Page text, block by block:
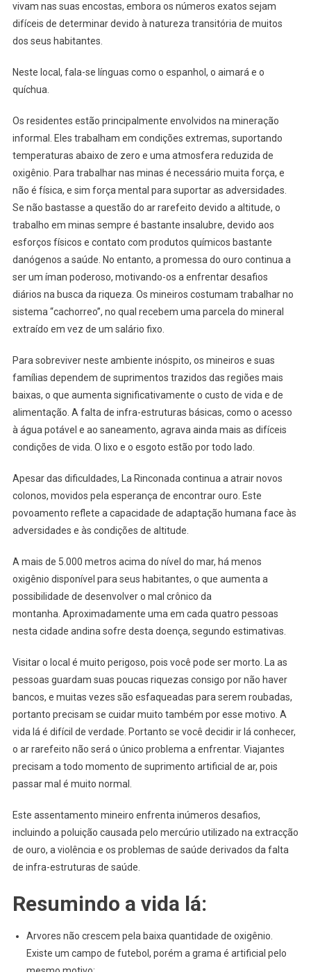
vivam nas suas encostas, embora os números exatos sejam
difíceis de determinar devido à natureza transitória de muitos
dos seus habitantes.
Neste local, fala-se línguas como o espanhol, o aimará e o
quíchua.
Os residentes estão principalmente envolvidos na mineração
informal. Eles trabalham em condições extremas, suportando
temperaturas abaixo de zero e uma atmosfera reduzida de
oxigênio. Para trabalhar nas minas é necessário muita força, e
não é física, e sim força mental para suportar as adversidades.
Se não bastasse a questão do ar rarefeito devido a altitude, o
trabalho em minas sempre é bastante insalubre, devido aos
esforços físicos e contato com produtos químicos bastante
danógenos a saúde. No entanto, a promessa do ouro continua a
ser um íman poderoso, motivando-os a enfrentar desafios
diários na busca da riqueza. Os mineiros costumam trabalhar no
sistema “cachorreo”, no qual recebem uma parcela do mineral
extraído em vez de um salário fixo.
Para sobreviver neste ambiente inóspito, os mineiros e suas
famílias dependem de suprimentos trazidos das regiões mais
baixas, o que aumenta significativamente o custo de vida e de
alimentação. A falta de infra-estruturas básicas, como o acesso
à água potável e ao saneamento, agrava ainda mais as difíceis
condições de vida. O lixo e o esgoto estão por todo lado.
Apesar das dificuldades, La Rinconada continua a atrair novos
colonos, movidos pela esperança de encontrar ouro. Este
povoamento reflete a capacidade de adaptação humana face às
adversidades e às condições de altitude.
A mais de 5.000 metros acima do nível do mar, há menos
oxigênio disponível para seus habitantes, o que aumenta a
possibilidade de desenvolver o mal crônico da
montanha. Aproximadamente uma em cada quatro pessoas
nesta cidade andina sofre desta doença, segundo estimativas.
Visitar o local é muito perigoso, pois você pode ser morto. La as
pessoas guardam suas poucas riquezas consigo por não haver
bancos, e muitas vezes são esfaqueadas para serem roubadas,
portanto precisam se cuidar muito também por esse motivo. A
vida lá é difícil de verdade. Portanto se você decidir ir lá conhecer,
o ar rarefeito não será o único problema a enfrentar. Viajantes
precisam a todo momento de suprimento artificial de ar, pois
passar mal é muito normal.
Este assentamento mineiro enfrenta inúmeros desafios,
incluindo a poluição causada pelo mercúrio utilizado na extracção
de ouro, a violência e os problemas de saúde derivados da falta
de infra-estruturas de saúde.
Resumindo a vida lá:
Arvores não crescem pela baixa quantidade de oxigênio.
Existe um campo de futebol, porém a grama é artificial pelo